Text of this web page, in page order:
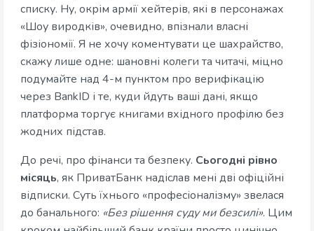
списку. Ну, окрім армії хейтерів, які в персонажах
«Шоу виродків», очевидно, впізнали власні
фізіономії. Я не хочу коментувати це шахрайство,
скажу лише одне: шановні колеги та читачі, міцно
подумайте над 4-м пунктом про верифікацію
через BankID і те, куди йдуть ваші дані, якщо
платформа торгує книгами вхідного профілю без
жодних підстав.
До речі, про фінанси та безпеку. Сьогодні рівно
місяць, як ПриватБанк надіслав мені дві офіційні
відписки. Суть їхнього «професіоналізму» звелася
до банального: «Без рішення суду ми безсилі». Цим